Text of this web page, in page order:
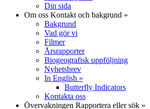
Din sida
Om oss Kontakt och bakgrund »
Bakgrund
Vad gör vi
Filmer
Årsrapporter
Biogeografisk uppföljning
Nyhetsbrev
In English »
Butterfly Indicators
Kontakta oss
Övervakningen Rapportera eller sök »